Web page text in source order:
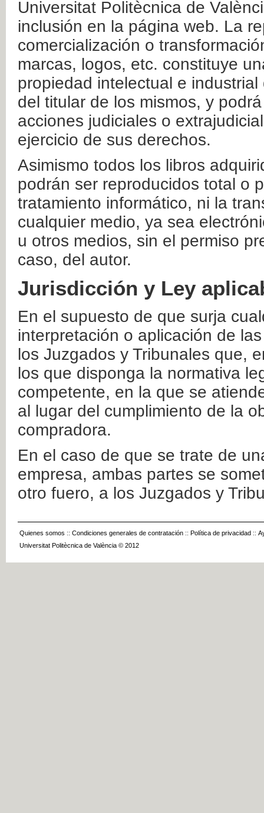
Universitat Politècnica de
inclusión en la página web. La
comercialización o
marcas, logos, etc. constituye
propiedad intelectual e
del titular de los mismos, y
acciones judiciales o
ejercicio de sus derechos.
Asimismo todos los libros
podrán ser reproducidos total o
tratamiento informático, ni la
cualquier medio, ya sea
u otros medios, sin el permiso
caso, del autor.
Jurisdicción y Ley
En el supuesto de que surja
interpretación o aplicación de
los Juzgados y Tribunales que,
los que disponga la normativa
competente, en la que se
al lugar del cumplimiento de la
compradora.
En el caso de que se trate de
empresa, ambas partes se
otro fuero, a los Juzgados y
Quienes somos :: Condiciones generales de contratación :: Política de privacidad ::
Universitat Politècnica de València © 2012